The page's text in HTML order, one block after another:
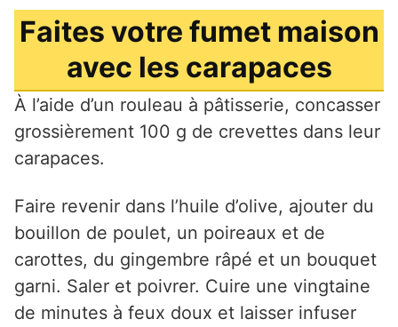
Faites votre fumet maison
avec les carapaces
À l’aide d’un rouleau à pâtisserie, concasser
grossièrement 100 g de crevettes dans leur
carapaces.
Faire revenir dans l’huile d’olive, ajouter du
bouillon de poulet, un poireaux et de
carottes, du gingembre râpé et un bouquet
garni. Saler et poivrer. Cuire une vingtaine
de minutes à feux doux et laisser infuser